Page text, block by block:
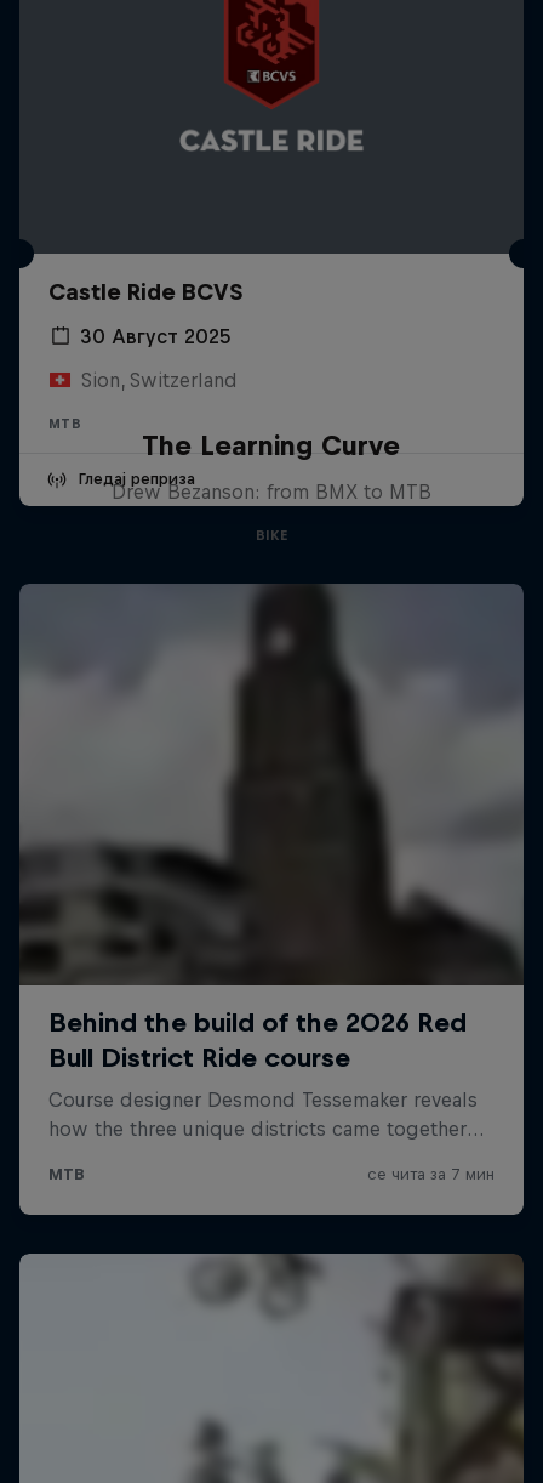
Castle Ride BCVS
30 Август 2025
Sion, Switzerland
MTB
Гледај реприза
The Learning Curve
Drew Bezanson: from BMX to MTB
BIKE